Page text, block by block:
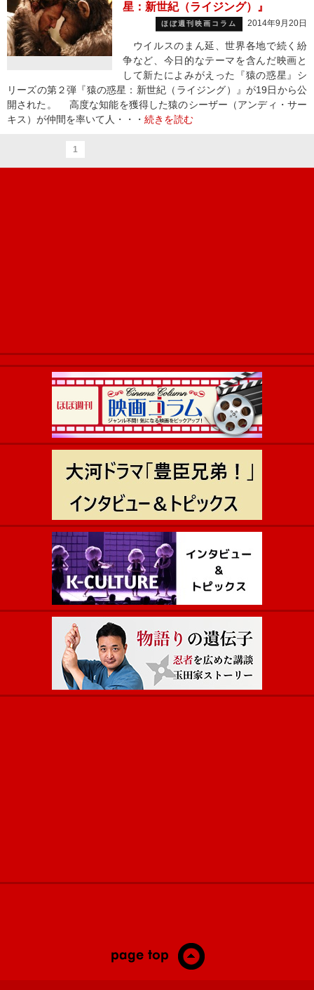
星：新世紀（ライジング）』
ほぼ週刊映画コラム 2014年9月20日
ウイルスのまん延、世界各地で続く紛
争など、今日的なテーマを含んだ映画と
して新たによみがえった『猿の惑星』シ
リーズの第２弾『猿の惑星：新世紀（ライジング）』が19日から公
開された。 高度な知能を獲得した猿のシーザー（アンディ・サー
キス）が仲間を率いて人・・・ 続きを読む
1